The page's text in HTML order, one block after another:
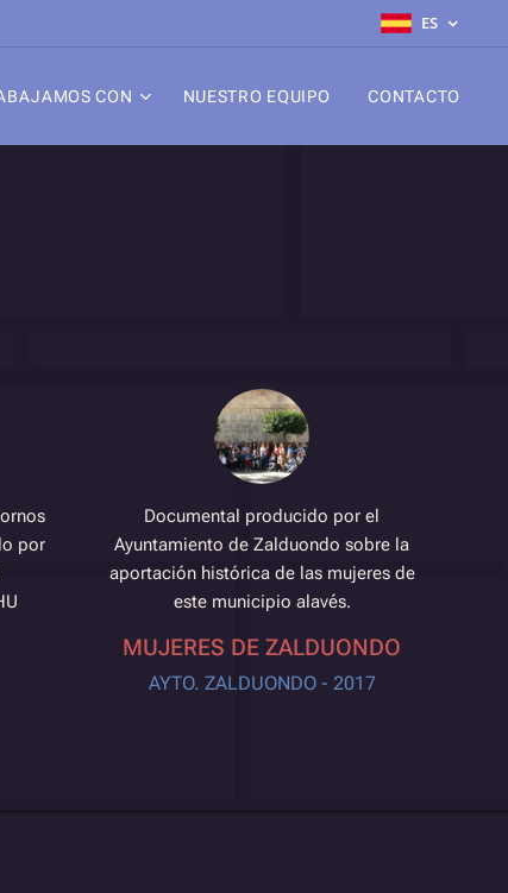
ES
CON NUESTRO EQUIPO CONTACTO
por
Documental producido por el
Ayuntamiento de Zalduondo sobre la
aportación histórica de las mujeres de
este municipio alavés.
MUJERES DE ZALDUONDO
AYTO. ZALDUONDO - 2017